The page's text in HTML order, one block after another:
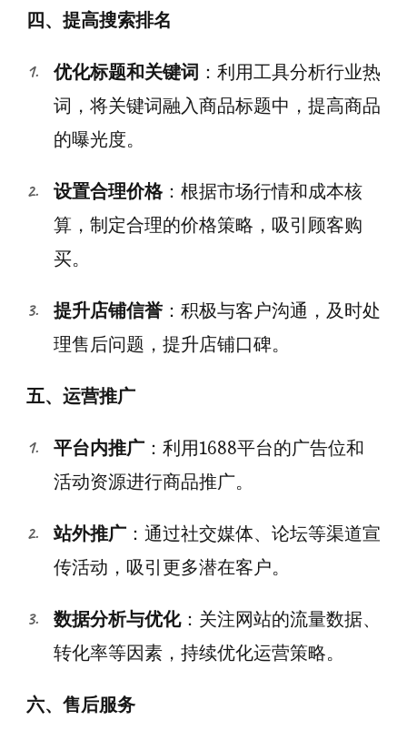
四、提高搜索排名
优化标题和关键词 ：利用工具分析行业热
词，将关键词融入商品标题中，提高商品
的曝光度。
设置合理价格：根据市场行情和成本核
算，制定合理的价格策略，吸引顾客购
买。
提升店铺信誉 ：积极与客户沟通，及时处
理售后问题，提升店铺口碑。
五、运营推广
平台内推广 ：利用1688平台的广告位和
活动资源进行商品推广。
站外推广 ：通过社交媒体、论坛等渠道宣
传活动，吸引更多潜在客户。
数据分析与优化：关注网站的流量数据、
转化率等因素，持续优化运营策略。
六、售后服务